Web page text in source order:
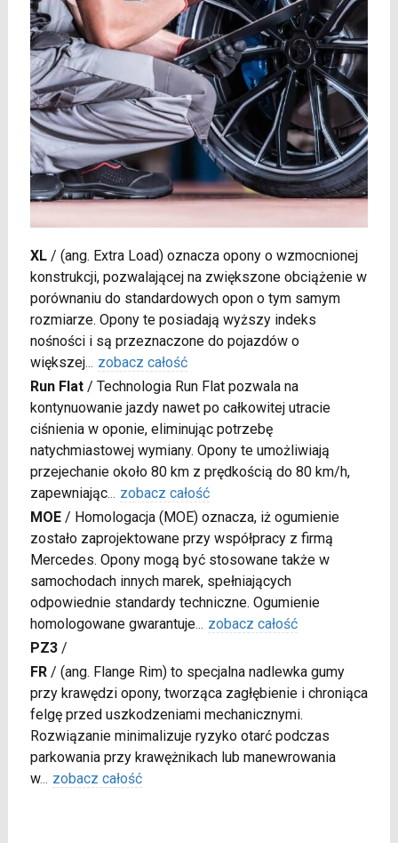
XL/ (ang. Extra Load) oznacza opony o wzmocnionej
konstrukcji, pozwalającej na zwiększone obciążenie w
porównaniu do standardowych opon o tym samym
rozmiarze. Opony te posiadają wyższy indeks
nośności i są przeznaczone do pojazdów o
większej... zobacz całość
Run Flat/ Technologia Run Flat pozwala na
kontynuowanie jazdy nawet po całkowitej utracie
ciśnienia w oponie, eliminując potrzebę
natychmiastowej wymiany. Opony te umożliwiają
przejechanie około 80 km z prędkością do 80 km/h,
zapewniając... zobacz całość
MOE/ Homologacja (MOE) oznacza, iż ogumienie
zostało zaprojektowane przy współpracy z firmą
Mercedes. Opony mogą być stosowane także w
samochodach innych marek, spełniających
odpowiednie standardy techniczne. Ogumienie
homologowane gwarantuje... zobacz całość
PZ3/
FR/ (ang. Flange Rim) to specjalna nadlewka gumy
przy krawędzi opony, tworząca zagłębienie i chroniąca
felgę przed uszkodzeniami mechanicznymi.
Rozwiązanie minimalizuje ryzyko otarć podczas
parkowania przy krawężnikach lub manewrowania
w... zobacz całość